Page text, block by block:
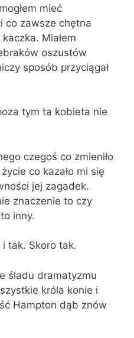
mieć
co zawsze chętna
Miałem
oszustów
sposób przyciągał
tym ta kobieta nie
czegoś co zmieniło
co kazało mi się
jej zagadek.
znaczenie to czy
inny.
tak. Skoro tak.
śladu dramatyzmu
króla konie i
Hampton dąb znów